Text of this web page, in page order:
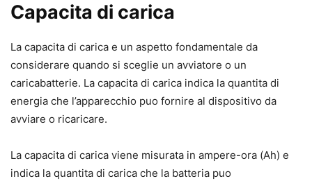
Capacita di carica
La capacita di carica e un aspetto fondamentale da
considerare quando si sceglie un avviatore o un
caricabatterie. La capacita di carica indica la quantita di
energia che l’apparecchio puo fornire al dispositivo da
avviare o ricaricare.
La capacita di carica viene misurata in ampere-ora (Ah) e
indica la quantita di carica che la batteria puo